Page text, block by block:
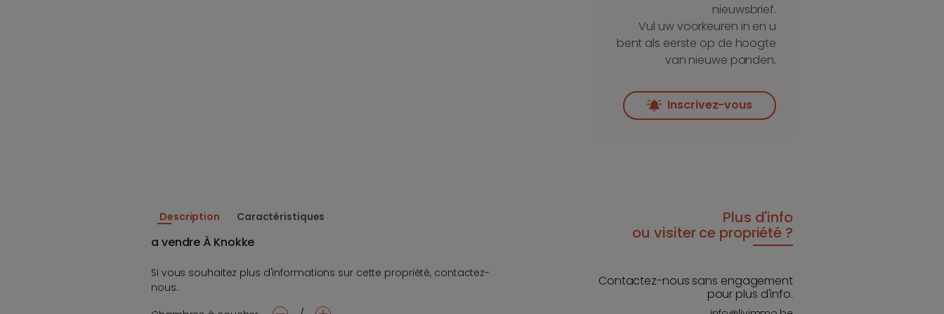
nieuwsbrief.
Vul uw voorkeuren in en u
bent als eerste op de hoogte
van nieuwe panden.
Inscrivez-vous
Description Caractéristiques
a vendre À Knokke
Si vous souhaitez plus d'informations sur cette propriété, contactez-
nous.
Plus d'info
ou visiter ce propriété ?
Contactez-nous sans engagement
pour plus d'info.